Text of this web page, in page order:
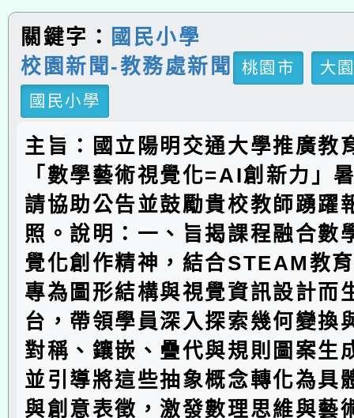
關鍵字：
國民小學
校園新聞-教務處新聞
桃園市
大
國民小學
主旨：國立陽明交通大學推廣教
「數學藝術視覺化=AI創新力」
請協助公告並鼓勵貴校教師踴躍
照。說明：一、旨揭課程融合數
覺化創作精神，結合STEAM教
專為圖形結構與視覺資訊設計而
台，帶領學員深入探索幾何變換
對稱、鑲嵌、疊代與規則圖案生
並引導將這些抽象概念轉化為具
與創意表徵，激發數理思維與藝